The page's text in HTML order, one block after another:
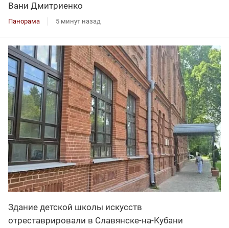
Вани Дмитриенко
Панорама 5 минут назад
Здание детской школы искусств
отреставрировали в Славянске-на-Кубани